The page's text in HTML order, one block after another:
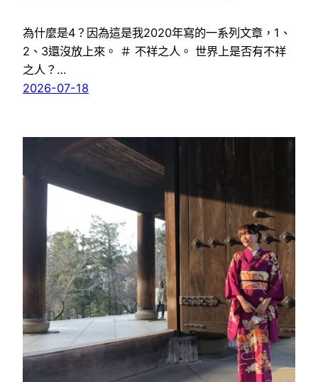
為什麼是4？因為這是我2020年寫的一系列文章，1、
2、3還沒放上來。 ＃ 不祥之人。 世界上是否有不祥
之人？…
2026-07-18